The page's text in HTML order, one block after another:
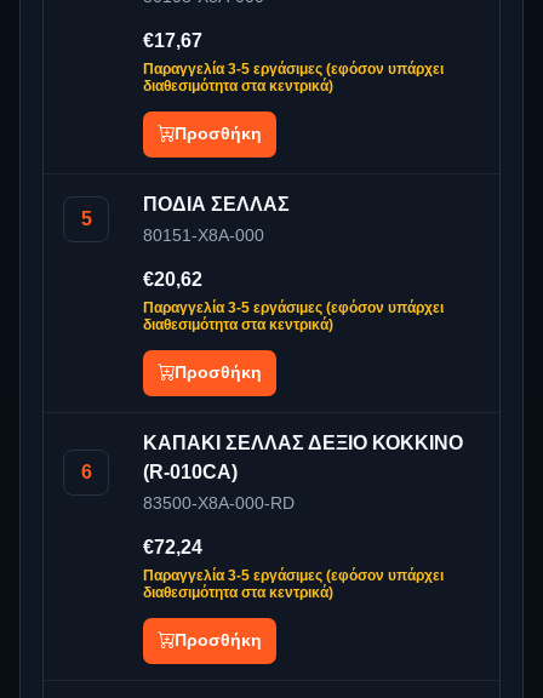
€17,67
Παραγγελία 3-5 εργάσιμες (εφόσον υπάρχει
διαθεσιμότητα στα κεντρικά)
Προσθήκη
5
ΠΟΔΙΑ ΣΕΛΛΑΣ
80151-X8A-000
€20,62
Παραγγελία 3-5 εργάσιμες (εφόσον υπάρχει
διαθεσιμότητα στα κεντρικά)
Προσθήκη
6
ΚΑΠΑΚΙ ΣΕΛΛΑΣ ΔΕΞΙΟ ΚΟΚΚΙΝΟ
(R-010CA)
83500-X8A-000-RD
€72,24
Παραγγελία 3-5 εργάσιμες (εφόσον υπάρχει
διαθεσιμότητα στα κεντρικά)
Προσθήκη